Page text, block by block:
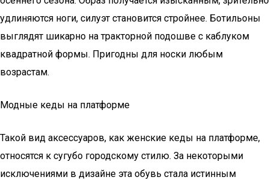
удлиняются ноги, силуэт становится стройнее. Ботильоны
выглядят шикарно на тракторной подошве с каблуком
квадратной формы. Пригодны для носки любым
возрастам.
Модные кеды на платформе
Такой вид аксессуаров, как женские кеды на платформе,
относятся к сугубо городскому стилю. За некоторыми
исключениями в дизайне эта обувь стала истинным